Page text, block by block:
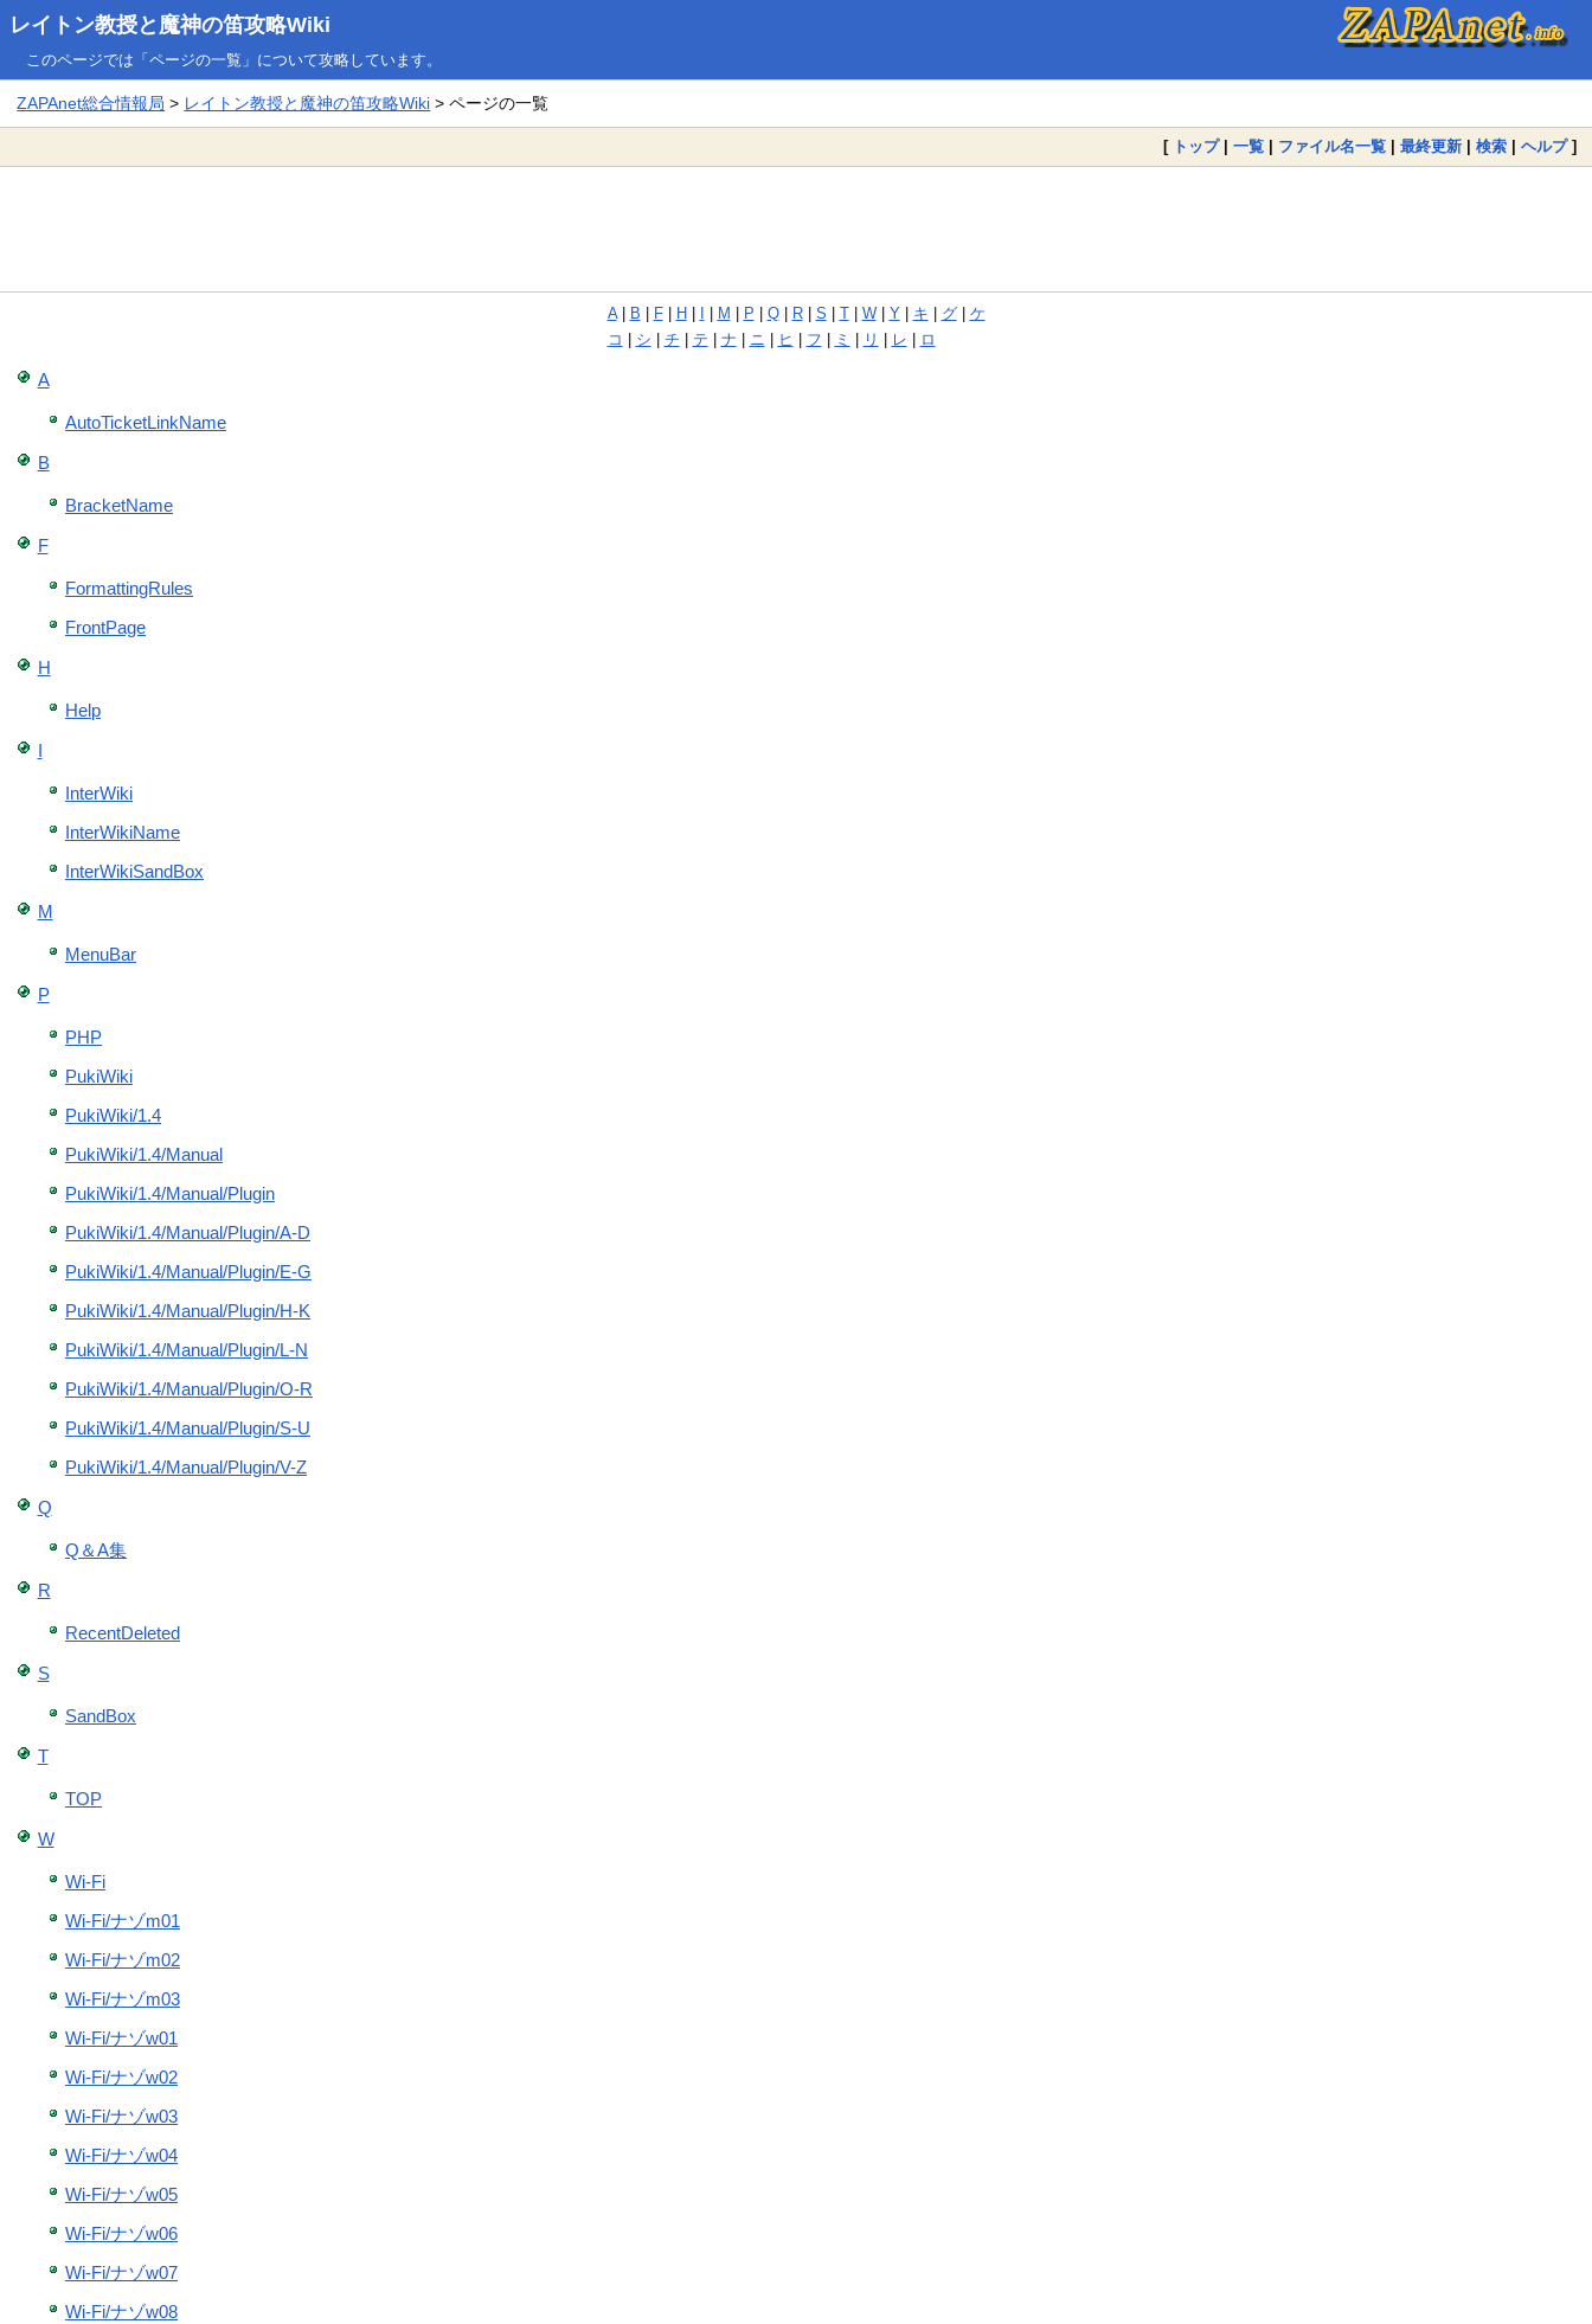
レイトン教授と魔神の笛攻略Wiki
このページでは「ページの一覧」について攻略しています。
ZAPAnet総合情報局 > レイトン教授と魔神の笛攻略Wiki > ページの一覧
[ トップ| 一覧 | ファイル名一覧 | 最終更新 | 検索 | ヘルプ]
A| B F| H M P Q| R| S T| W| Y| キ グ| ケ
コ
シ チ テ ナ ニ ヒ フ ミ リ レ ロ
A
AutoTicketLinkName
B
BracketName
F
FormattingRules
FrontPage
H
Help
I
InterWiki
InterWikiName
InterWikiSandBox
M
MenuBar
P
PHP
PukiWiki
PukiWiki/1.4
PukiWiki/1.4/Manual
PukiWiki/1.4/Manual/Plugin
PukiWiki/1.4/Manual/Plugin/A-D
PukiWiki/1.4/Manual/Plugin/E-G
PukiWiki/1.4/Manual/Plugin/H-K
PukiWiki/1.4/Manual/Plugin/L-N
PukiWiki/1.4/Manual/Plugin/O-R
PukiWiki/1.4/Manual/Plugin/S-U
PukiWiki/1.4/Manual/Plugin/V-Z
Q
Q＆A集
R
RecentDeleted
S
SandBox
T
TOP
W
Wi-Fi
Wi-Fi/ナゾm01
Wi-Fi/ナゾm02
Wi-Fi/ナゾm03
Wi-Fi/ナゾw01
Wi-Fi/ナゾw02
Wi-Fi/ナゾw03
Wi-Fi/ナゾw04
Wi-Fi/ナゾw05
Wi-Fi/ナゾw06
Wi-Fi/ナゾw07
Wi-Fi/ナゾw08